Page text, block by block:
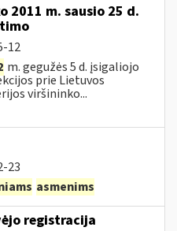
2011 m. sausio 25 d.
12
m. gegužės 5 d. įsigaliojo
prie Lietuvos
viršininko...
23
asmenims
registracija